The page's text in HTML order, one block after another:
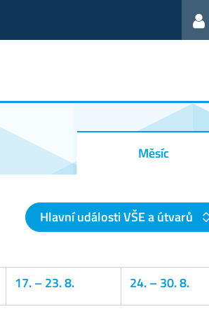
Měsíc
Hlavní události VŠE a útvarů
17.–23. 8. 24.–30. 8.